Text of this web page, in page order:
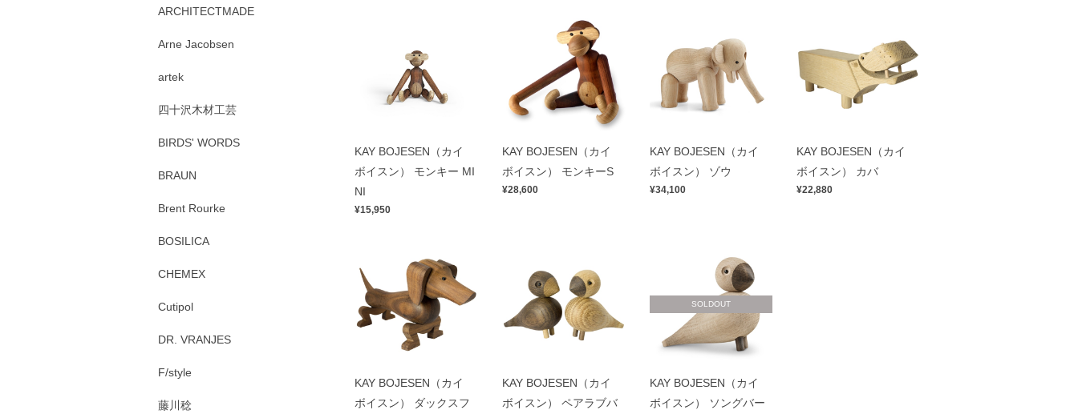
KAY BOJESEN（カイ
ボイスン） モンキー MI
NI
¥15,950
KAY BOJESEN（カイ
ボイスン） モンキーS
¥28,600
KAY BOJESEN（カイ
ボイスン） ゾウ
¥34,100
KAY BOJESEN（カイ
ボイスン） カバ
¥22,880
KAY BOJESEN（カイ
ボイスン） ダックスフ
KAY BOJESEN（カイ
ボイスン） ペアラブバ
SOLDOUT
KAY BOJESEN（カイ
ボイスン） ソングバー
ARCHITECTMADE
Arne Jacobsen
artek
四十沢木材工芸
BIRDS' WORDS
BRAUN
Brent Rourke
BOSILICA
CHEMEX
Cutipol
DR. VRANJES
F/style
藤川稔